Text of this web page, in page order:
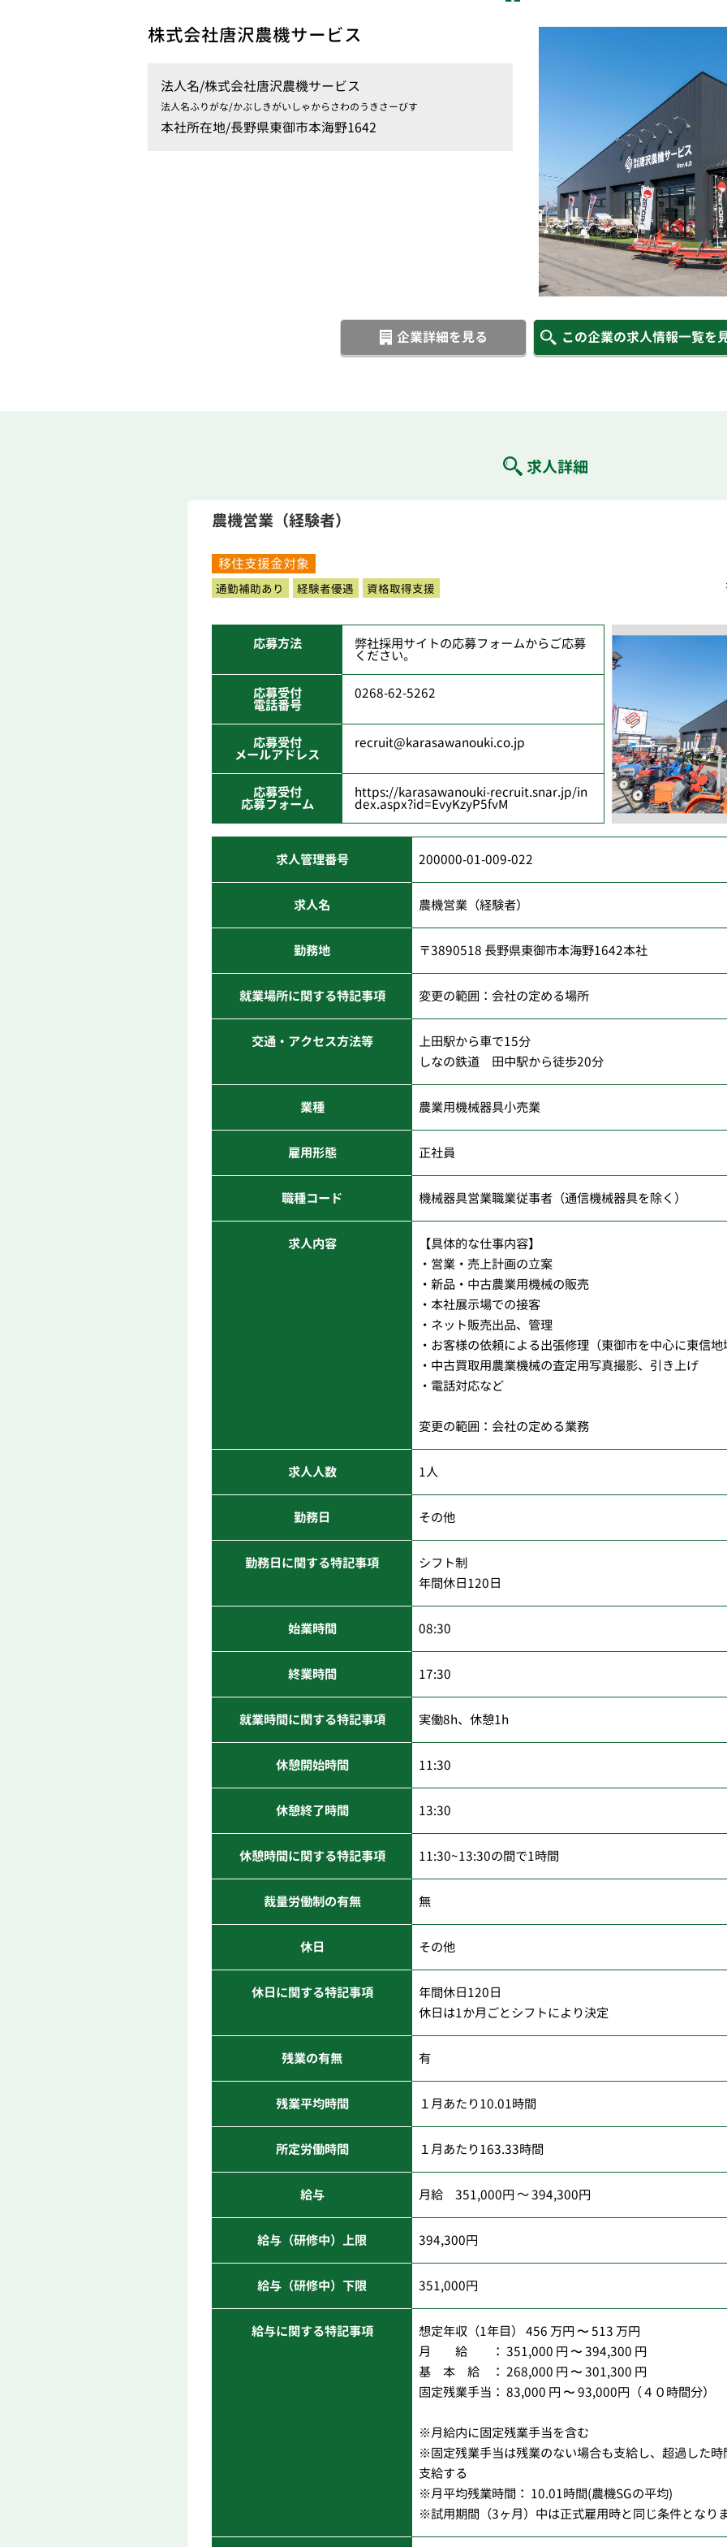
株式会社唐沢農機サービス
法人名/株式会社唐沢農機サービス
法人名ふりがな/かぶしきがいしゃからさわのうきさーびす
本社所在地/長野県東御市本海野1642
企業詳細を見る この企業の求人情報一覧を
求人詳細
農機営業（経験者）
移住支援金対象
通勤補助あり 経験者優遇 資格取得支援
応募方法 弊社採用サイトの応募フォームからご応募
ください。
応募受付
電話番号
0268-62-5262
応募受付
メールアドレス
recruit@karasawanouki.co.jp
応募受付
応募フォーム
https://karasawanouki-recruit.snar.jp/in
dex.aspx?id=EvyKzyP5fvM
求人管理番号 200000-01-009-022
求人名 農機営業（経験者）
勤務地 〒3890518 長野県東御市本海野1642本社
就業場所に関する特記事項 変更の範囲：会社の定める場所
交通・アクセス方法等
上田駅から車で15分
しなの鉄道 田中駅から徒歩20分
業種 農業用機械器具小売業
雇用形態 正社員
職種コード 機械器具営業職業従事者（通信機械器具を除く）
求人内容
【具体的な仕事内容】
・営業・売上計画の立案
・新品・中古農業用機械の販売
・本社展示場での接客
・ネット販売出品、管理
・お客様の依頼による出張修理（東御市を中心に東信地
・中古買取用農業機械の査定用写真撮影、引き上げ
・電話対応など
変更の範囲：会社の定める業務
求人人数 1人
勤務日 その他
勤務日に関する特記事項
シフト制
年間休日120日
始業時間 08:30
終業時間 17:30
就業時間に関する特記事項 実働8h、休憩1h
休憩開始時間 11:30
休憩終了時間 13:30
休憩時間に関する特記事項 11:30~13:30の間で1時間
裁量労働制の有無 無
休日 その他
休日に関する特記事項
年間休日120日
休日は1か月ごとシフトにより決定
残業の有無 有
残業平均時間 １月あたり10.01時間
所定労働時間 １月あたり163.33時間
給与 月給 351,000円 ～ 394,300円
給与（研修中）上限 394,300円
給与（研修中）下限 351,000円
給与に関する特記事項
想定年収（1年目） 456 万円 〜 513 万円
月 給 ： 351,000 円 〜 394,300 円
基 本 給 ： 268,000 円 〜 301,300 円
固定残業手当： 83,000 円 〜 93,000円（４０時間分）
※月給内に固定残業手当を含む
※固定残業手当は残業のない場合も支給し、超過した
支給する
※月平均残業時間： 10.01時間(農機SGの平均)
※試用期間（3ヶ月）中は正式雇用時と同じ条件となり